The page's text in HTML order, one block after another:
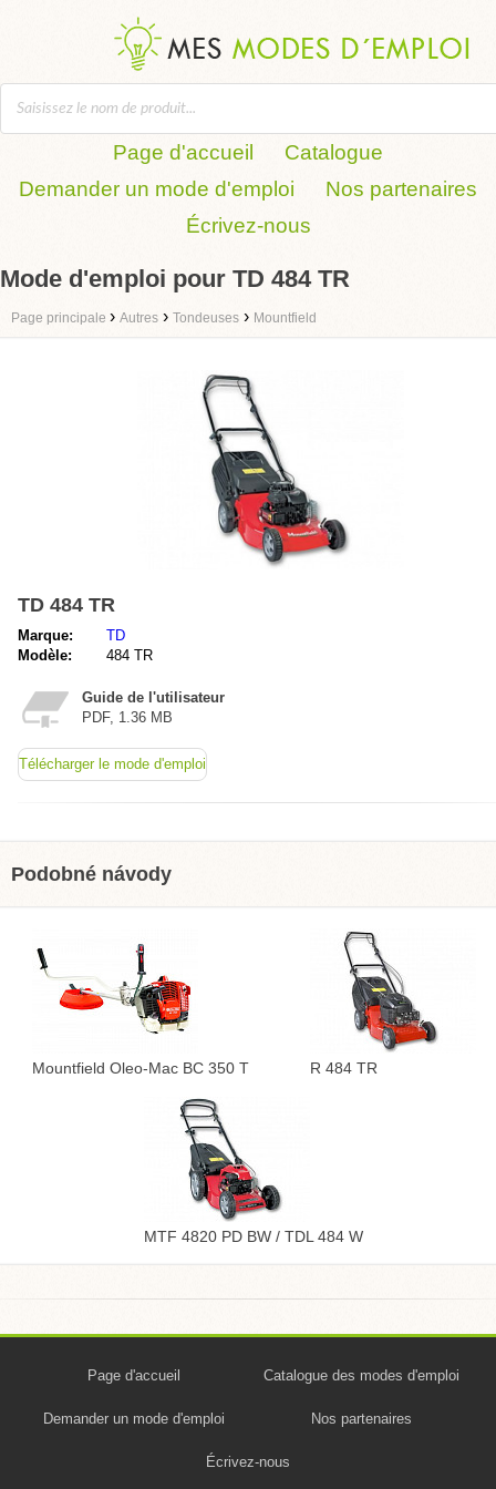
Page d'accueil
Catalogue
Demander un mode d'emploi
Nos partenaires
Écrivez-nous
Mode d'emploi pour TD 484 TR
Page principale › Autres › Tondeuses › Mountfield
TD 484 TR
Marque:
TD
Modèle:
484 TR
Guide de l'utilisateur
PDF, 1.36 MB
Télécharger le mode d'emploi
Podobné návody
Mountfield Oleo-Mac BC 350 T R 484 TR
MTF 4820 PD BW / TDL 484 W
Page d'accueil Catalogue des modes d'emploi
Demander un mode d'emploi Nos partenaires
Écrivez-nous